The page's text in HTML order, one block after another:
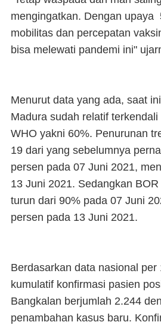
mengingatkan. Dengan upaya
mobilitas dan percepatan
bisa melewati pandemi ini"
Menurut data yang ada, saat
Madura sudah relatif
WHO yakni 60%. Penurunan
19 dari yang sebelumnya
persen pada 07 Juni 2021,
13 Juni 2021. Sedangkan
turun dari 90% pada 07 Juni
persen pada 13 Juni 2021.
Berdasarkan data nasional per
kumulatif konfirmasi pasien
Bangkalan berjumlah 2.244
penambahan kasus baru.